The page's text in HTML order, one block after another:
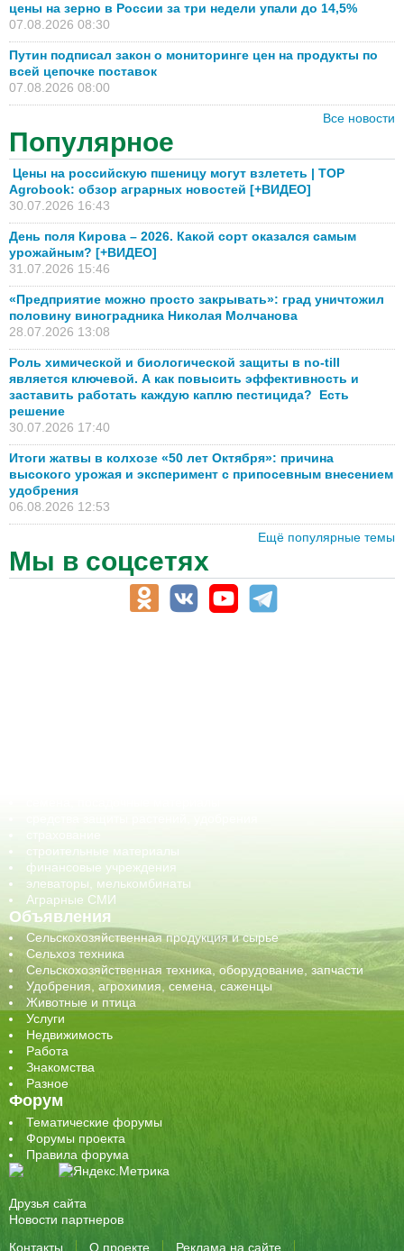
цены на зерно в России за три недели упали до 14,5%
07.08.2026 08:30
Путин подписал закон о мониторинге цен на продукты по
всей цепочке поставок
07.08.2026 08:00
Все новости
Популярное
Цены на российскую пшеницу могут взлететь | TOP
Agrobook: обзор аграрных новостей [+ВИДЕО]
30.07.2026 16:43
День поля Кирова – 2026. Какой сорт оказался самым
урожайным? [+ВИДЕО]
31.07.2026 15:46
«Предприятие можно просто закрывать»: град уничтожил
половину виноградника Николая Молчанова
28.07.2026 13:08
Роль химической и биологической защиты в no-till
является ключевой. А как повысить эффективность и
заставить работать каждую каплю пестицида? Есть
решение
30.07.2026 17:40
Итоги жатвы в колхозе «50 лет Октября»: причина
высокого урожая и эксперимент с припосевным внесением
удобрения
06.08.2026 12:53
Ещё популярные темы
Мы в соцсетях
строительные материалы
финансовые учреждения
элеваторы, мелькомбинаты
Аграрные СМИ
Объявления
Сельскохозяйственная продукция и сырье
Сельхоз техника
Сельскохозяйственная техника, оборудование, запчасти
Удобрения, агрохимия, семена, саженцы
Животные и птица
Услуги
Недвижимость
Работа
Знакомства
Разное
Форум
Тематические форумы
Форумы проекта
Правила форума
Друзья сайта
Новости партнеров
Контакты
О проекте Реклама на сайте